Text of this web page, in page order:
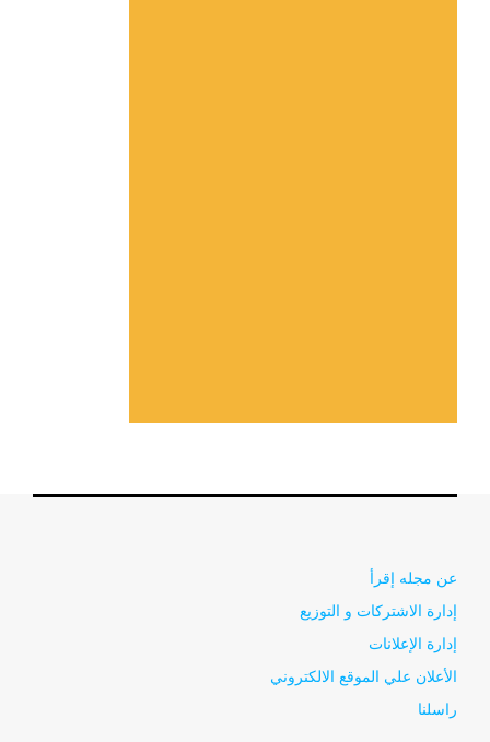
عن مجله إقرأ
إدارة الاشتركات و التوزيع
إدارة الإعلانات
الأعلان علي الموقع الالكتروني
راسلنا